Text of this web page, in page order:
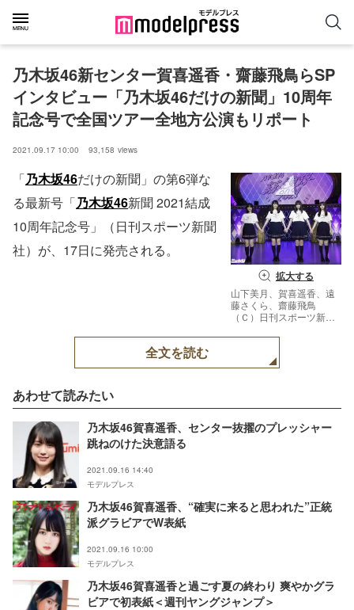
乃木坂46新センター賀喜遥香・齋藤飛鳥らSP
インタビュー「乃木坂46だけの新聞」10周年
記念号で全国ツアー全地方公演もリポート
2021.09.17 10:00 93,158 views
拡大する
山下美月、賀喜遥香、遠
藤さくら、齋藤飛鳥
（Ｃ）日刊スポーツ新聞
「乃木坂46だけの新聞」の第6弾な
る最新号「乃木坂46新聞 2021結成
10周年記念号」（日刊スポーツ新聞
社）が、17日に発売される。
全文を読む
あわせて読みたい
乃木坂46賀喜遥香、センター抜擢のプレッシャー
跳ねのけた決意語る
2021.09.16 14:40
モデルプレス
乃木坂46賀喜遥香、“確実に来ると思われた”正統
派グラビアでW表紙
2021.09.16 10:00
モデルプレス
乃木坂46賀喜遥香と過ごす夏の終わり 爽やかグラ
ビアで初表紙＜週刊ヤングジャンプ＞